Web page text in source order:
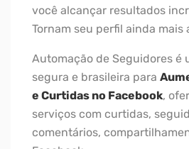
você alcançar resultados
Tornam seu perfil ainda mais
Automação de Seguidores é
segura e brasileira para
e Curtidas no Facebook,
serviços com curtidas,
comentários,